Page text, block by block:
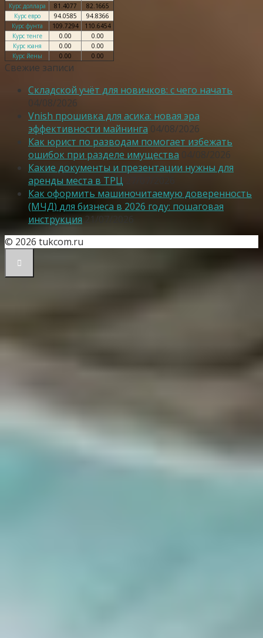
Курс доллара 81.4077
82.1665
Курс евро
94.0585
94.8366
Курс фунта
109.7294
110.6454
Курс тенге
0.00
0.00
Курс юаня
0.00
0.00
Курс йены
0.00 0.00
Свежие записи
Складской учёт для новичков: с чего начать
04/08/2026
Vnish прошивка для асика: новая эра
эффективности майнинга 04/08/2026
Как юрист по разводам помогает избежать
ошибок при разделе имущества 04/08/2026
Какие документы и презентации нужны для
аренды места в ТРЦ
Как оформить машиночитаемую доверенность
(МЧД) для бизнеса в 2026 году: пошаговая
инструкция 21/07/2026
© 2026 tukcom.ru